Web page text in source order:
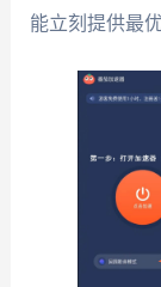
能立刻提供最